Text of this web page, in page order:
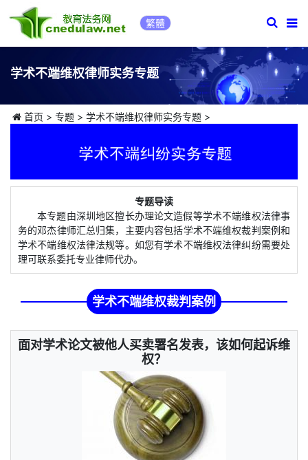
繁體
学术不端维权律师实务专题
首页 > 专题> 学术不端维权律师实务专题>
专题导读
本专题由深圳地区擅长办理论文造假等学术不端维权法律事
务的邓杰律师汇总归集，主要内容包括学术不端维权裁判案例和
学术不端维权法律法规等。如您有学术不端维权法律纠纷需要处
理可联系委托专业律师代办。
学术不端维权裁判案例
面对学术论文被他人买卖署名发表，该如何起诉维
权？